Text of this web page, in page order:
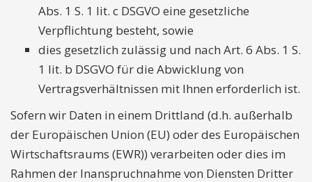
Abs. 1 S. 1 lit. c DSGVO eine gesetzliche
Verpflichtung besteht, sowie
dies gesetzlich zulässig und nach Art. 6 Abs. 1 S.
1 lit. b DSGVO für die Abwicklung von
Vertragsverhältnissen mit Ihnen erforderlich ist.
Sofern wir Daten in einem Drittland (d.h. außerhalb
der Europäischen Union (EU) oder des Europäischen
Wirtschaftsraums (EWR)) verarbeiten oder dies im
Rahmen der Inanspruchnahme von Diensten Dritter